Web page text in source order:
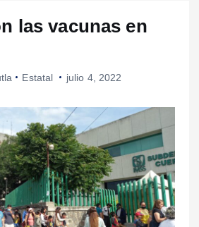
las vacunas en
Estatal julio 4, 2022